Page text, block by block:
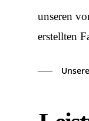
unseren
erstellten